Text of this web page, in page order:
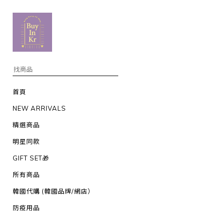
首頁
NEW ARRIVALS
精選商品
明星同款
GIFT SET🎁
所有商品
韓國代購 (韓國品牌/網店）
防疫用品